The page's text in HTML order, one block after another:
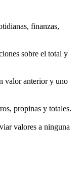
finanzas,
sobre el total y
valor anterior y uno
propinas y totales.
valores a ninguna